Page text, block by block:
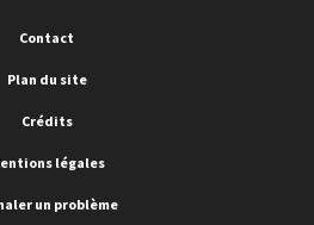
Contact
Plan du site
Crédits
légales
un problème